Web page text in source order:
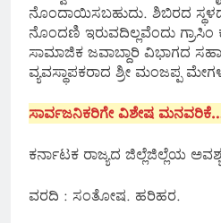
ನೊಂದಾಯಿಸಬಹುದು. ಶಿಬಿರದ
ನೊಂದಣಿ ಇರುವದಿಲ್ಲವೆಂದು
ಸಾಮಾಜಿಕ ಜವಾಬ್ದಾರಿ ವಿಭಾಗದ
ವ್ಯವಸ್ಥಾಪಕರಾದ ಶ್ರೀ ಮಂಜಪ್ಪ
ಸಾರ್ವಜನಿಕರಿಗೇ ವಿಶೇಷ
ಕರ್ನಾಟಕ ರಾಜ್ಯದ ಜಿಲ್ಲೆಜಿಲ್ಲೆಯ
ವರದಿ : ಸಂತೋಷ. ಹರಿಹರ.